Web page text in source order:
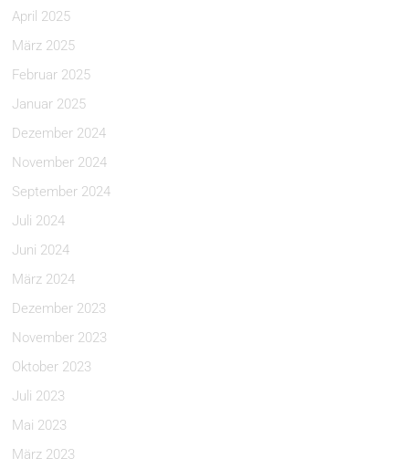
April 2025
März 2025
Februar 2025
Januar 2025
Dezember 2024
November 2024
September 2024
Juli 2024
Juni 2024
März 2024
Dezember 2023
November 2023
Oktober 2023
Juli 2023
Mai 2023
März 2023